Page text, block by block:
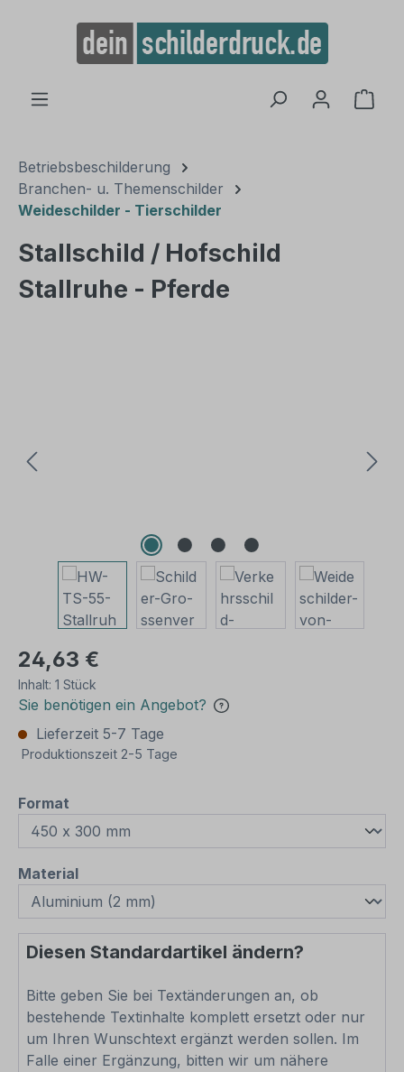
springen
Betriebsbeschilderung
Branchen- u. Themenschilder
Weideschilder - Tierschilder
Stallschild / Hofschild
Stallruhe - Pferde
24,63 €
Inhalt: 1 Stück
Sie benötigen ein Angebot?
Lieferzeit 5-7 Tage
Produktionszeit 2-5 Tage
Format
Materialauswählen
Diesen Standardartikel ändern?
Bitte geben Sie bei Textänderungen an, ob
bestehende Textinhalte komplett ersetzt oder nur
um Ihren Wunschtext ergänzt werden sollen. Im
Falle einer Ergänzung, bitten wir um nähere